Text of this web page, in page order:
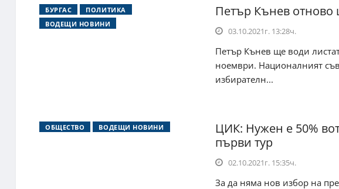
БУРГАС
ПОЛИТИКА
ВОДЕЩИ НОВИНИ
Петър Кънев отново
03.10.2021г. 13:28ч.
Петър Кънев ще води
ноември. Националният
избирателн...
ОБЩЕСТВО ВОДЕЩИ НОВИНИ
ЦИК: Нужен е 50%
първи тур
02.10.2021г. 15:35ч.
За да няма нов избор на